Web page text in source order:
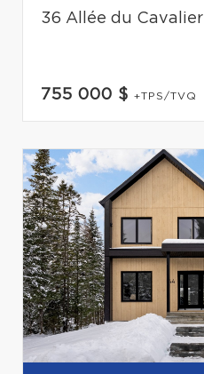
36 Allée du Cavalier
755 000 $ +TPS/TVQ